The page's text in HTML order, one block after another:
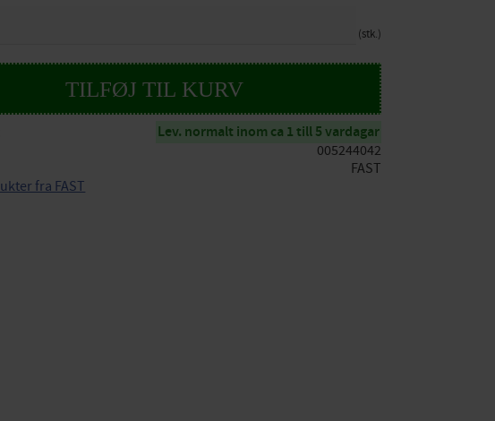
stk.
Lev. normalt inom ca 1 till 5 vardagar
005244042
FAST
fra FAST